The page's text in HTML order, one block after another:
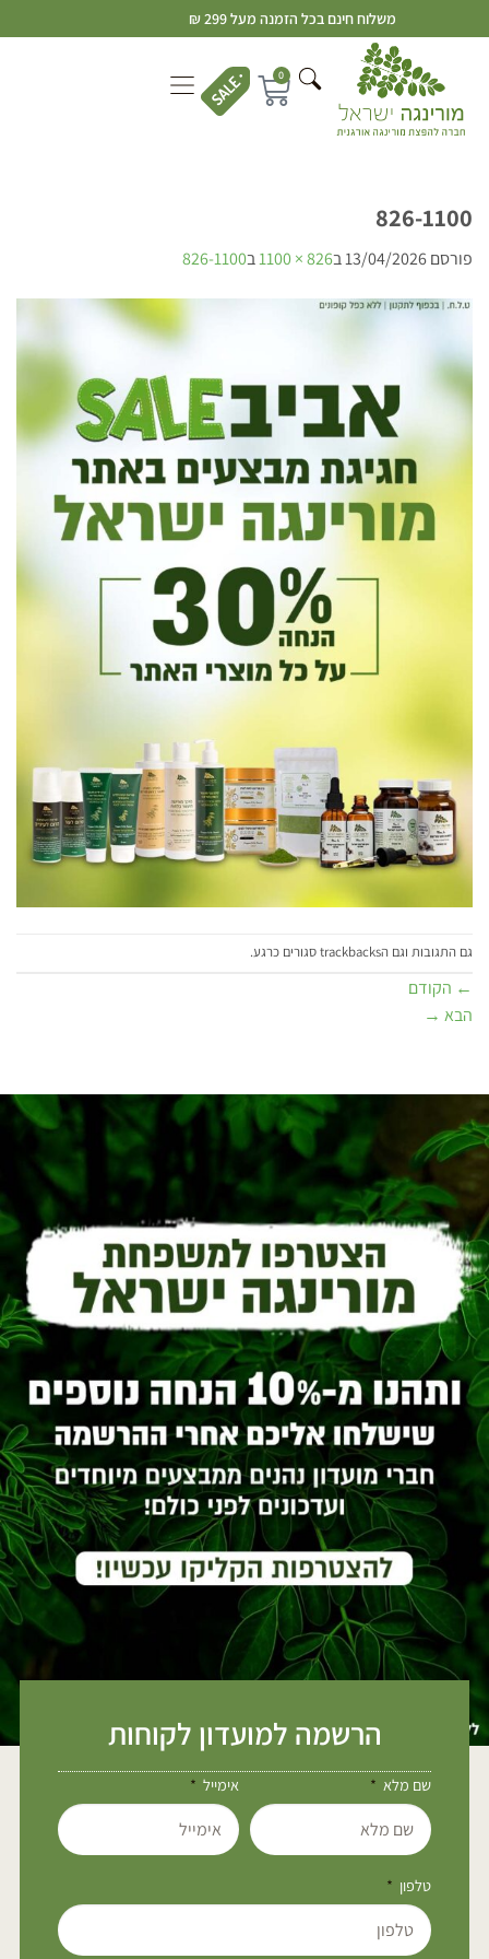
משלוח חינם בכל הזמנה מעל 299 ₪
0
826-1100
פורסם13/04/2026ב826 × 1100 ב826-1100
גם התגובות וגם הtrackbacks סגורים כרגע.
← הקודם
הבא →
הרשמה למועדון לקוחות
שם מלא אימייל
טלפון